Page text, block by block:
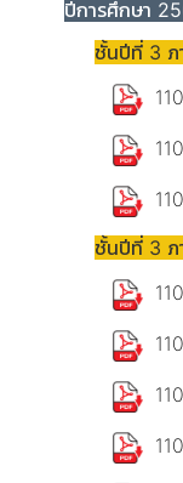
ปีการศึกษา
ชั้นปีที่ 3 ภ
ชั้นปีที่ 3 ภ